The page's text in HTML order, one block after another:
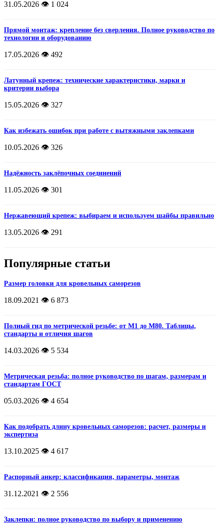
31.05.2026 👁️ 1 024
Прямой монтаж: крепление без сверления. Полное руководство по
технологии и оборудованию
17.05.2026 👁️ 492
Латунный крепеж: технические характеристики, марки и
критерии выбора
15.05.2026 👁️ 327
Как избежать ошибок при работе с вытяжными заклепками
10.05.2026 👁️ 326
Надёжность заклёпочных соединений
11.05.2026 👁️ 301
Нержавеющий крепеж: выбираем и используем шайбы правильно
13.05.2026 👁️ 291
Популярные статьи
Размер головки для кровельных саморезов
18.09.2021 👁️ 6 873
Полный гид по метрической резьбе: от М1 до М80. Таблицы,
стандарты и отличия шагов
14.03.2026 👁️ 5 534
Метрическая резьба: полное руководство по шагам, размерам и
стандартам ГОСТ
05.03.2026 👁️ 4 654
Как подобрать длину кровельных саморезов: расчет, размеры и
экспертиза
13.10.2025 👁️ 4 617
Распорный анкер: классификация, параметры, монтаж
31.12.2021 👁️ 2 556
Заклепки: полное руководство по выбору и применению